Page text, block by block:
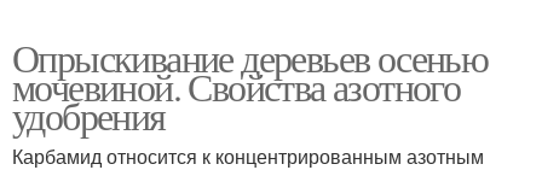
Опрыскивание деревьев осенью
мочевиной. Свойства азотного
удобрения
Карбамид относится к концентрированным азотным